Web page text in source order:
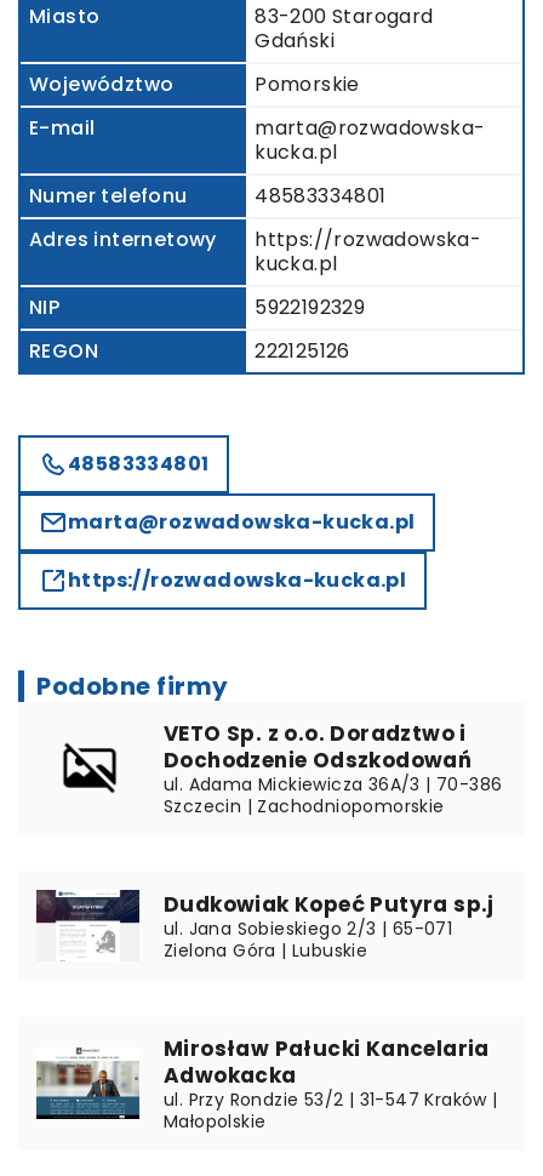
Miasto
83-200 Starogard
Gdański
Województwo
Pomorskie
E-mail
marta@rozwadowska-
kucka.pl
Numer telefonu
48583334801
Adres internetowy
https://rozwadowska-
kucka.pl
NIP
5922192329
REGON
222125126
48583334801
marta@rozwadowska-kucka.pl
https://rozwadowska-kucka.pl
Podobne firmy
VETO Sp. z o.o. Doradztwo i
Dochodzenie Odszkodowań
ul. Adama Mickiewicza 36A/3 | 70-386
Szczecin | Zachodniopomorskie
Dudkowiak Kopeć Putyra sp.j
ul. Jana Sobieskiego 2/3 | 65-071
Zielona Góra | Lubuskie
Mirosław Pałucki Kancelaria
Adwokacka
ul. Przy Rondzie 53/2 | 31-547 Kraków |
Małopolskie